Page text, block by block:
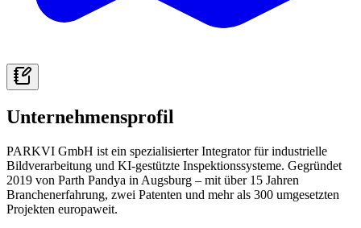
Unternehmensprofil
PARKVI GmbH ist ein spezialisierter Integrator für industrielle
Bildverarbeitung und KI-gestützte Inspektionssysteme. Gegründet
2019 von Parth Pandya in Augsburg – mit über 15 Jahren
Branchenerfahrung, zwei Patenten und mehr als 300 umgesetzten
Projekten europaweit.